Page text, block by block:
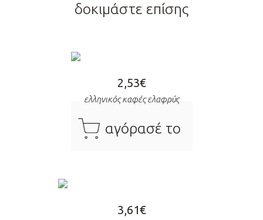
δοκιμάστε επίσης
2,53€
ελληνικός καφές ελαφρύς
cart αγόρασέ το
3,61€